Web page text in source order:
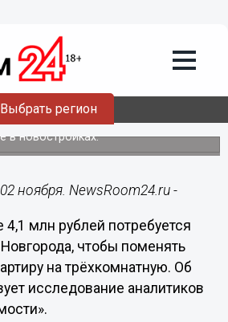
Выбрать регион
понадобится
для переезда из
в новостройках.
ноября. NewsRoom24.ru -
млн рублей потребуется
чтобы поменять
на трёхкомнатную. Об
исследование аналитиков